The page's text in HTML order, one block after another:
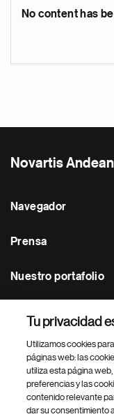
No content has
Novartis
Navegador
Prensa
Nuestro portafolio
Footer Site Search
Tu privacidad
Utilizamos cookies
páginas web: las
utiliza esta página
preferencias y las
contenido relevante
dar su consentimiento